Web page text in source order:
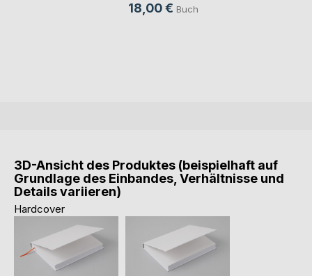
18,00 € Buch
3D-Ansicht des Produktes (beispielhaft auf
Grundlage des Einbandes, Verhältnisse und
Details variieren)
Hardcover